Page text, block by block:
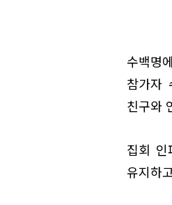
수백명
참가자
친구와
집회
유지하